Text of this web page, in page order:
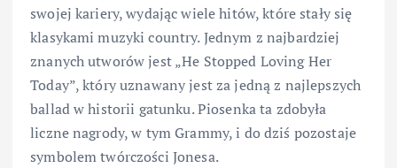
swojej kariery, wydając wiele hitów, które stały się
klasykami muzyki country. Jednym z najbardziej
znanych utworów jest „He Stopped Loving Her
Today”, który uznawany jest za jedną z najlepszych
ballad w historii gatunku. Piosenka ta zdobyła
liczne nagrody, w tym Grammy, i do dziś pozostaje
symbolem twórczości Jonesa.